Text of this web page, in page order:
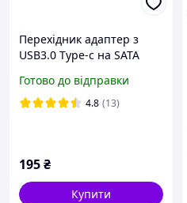
Перехідник адаптер з
USB3.0 Type-c на SATA
Готово до відправки
4.8 (13)
195₴
Купити